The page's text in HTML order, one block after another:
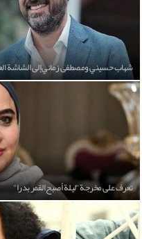
شهاب حسيني ومصطفى زماني إلى الشاشة
تعرف على مخرجة "ليلة أصبح القمر بدرا"